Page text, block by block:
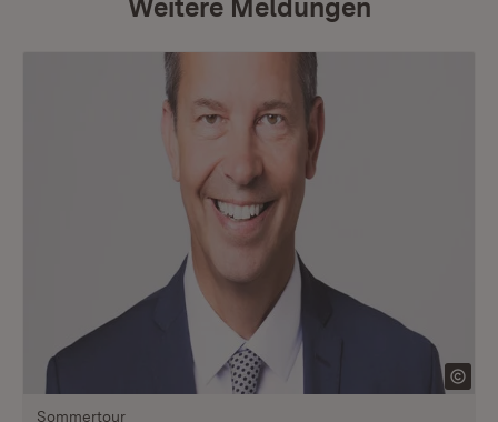
Weitere Meldungen
Sommertour